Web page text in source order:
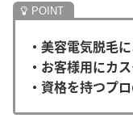
・美容電気脱毛
・お客様用にカ
・資格を持つプ